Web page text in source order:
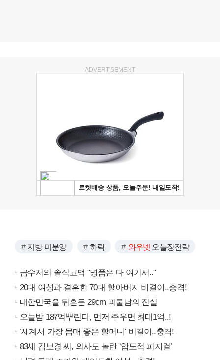
ADVERTISEMENT
지방 미분양 하락 와우넷 오늘장전략
금수저의 솔직고백 "명품은 다 여기서.."
20대 여성과 결혼한 70대 할아버지 비결이..충격!
대한민국을 뒤흔든 29cm 괴물남의 진실
오늘밤 187억뿌린다, 먼저 주우면 최대1억..!
‘세계서 가장 몸매 좋은 할머니’ 비결이..충격!
83세 김보경 씨, 의사도 놀란 ‘압도적 피지컬’